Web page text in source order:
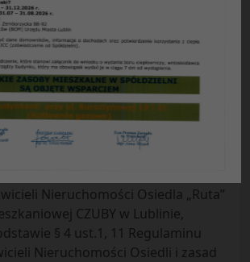
UCHWAŁA NR 39/2015
Nieruchomości Osiedla „Ruta”
Mieszkaniowej „CZUBY” w Lublinie
z dnia 30.07.2015 r.
planu funduszu
na 2015 r. dla nieruchomości przy
Nieruchomości Osiedla „Ruta”
CZUBY w Lublinie,
§ 4 ust.1, 11 Regulaminu
Nieruchomości Osiedli i zasad